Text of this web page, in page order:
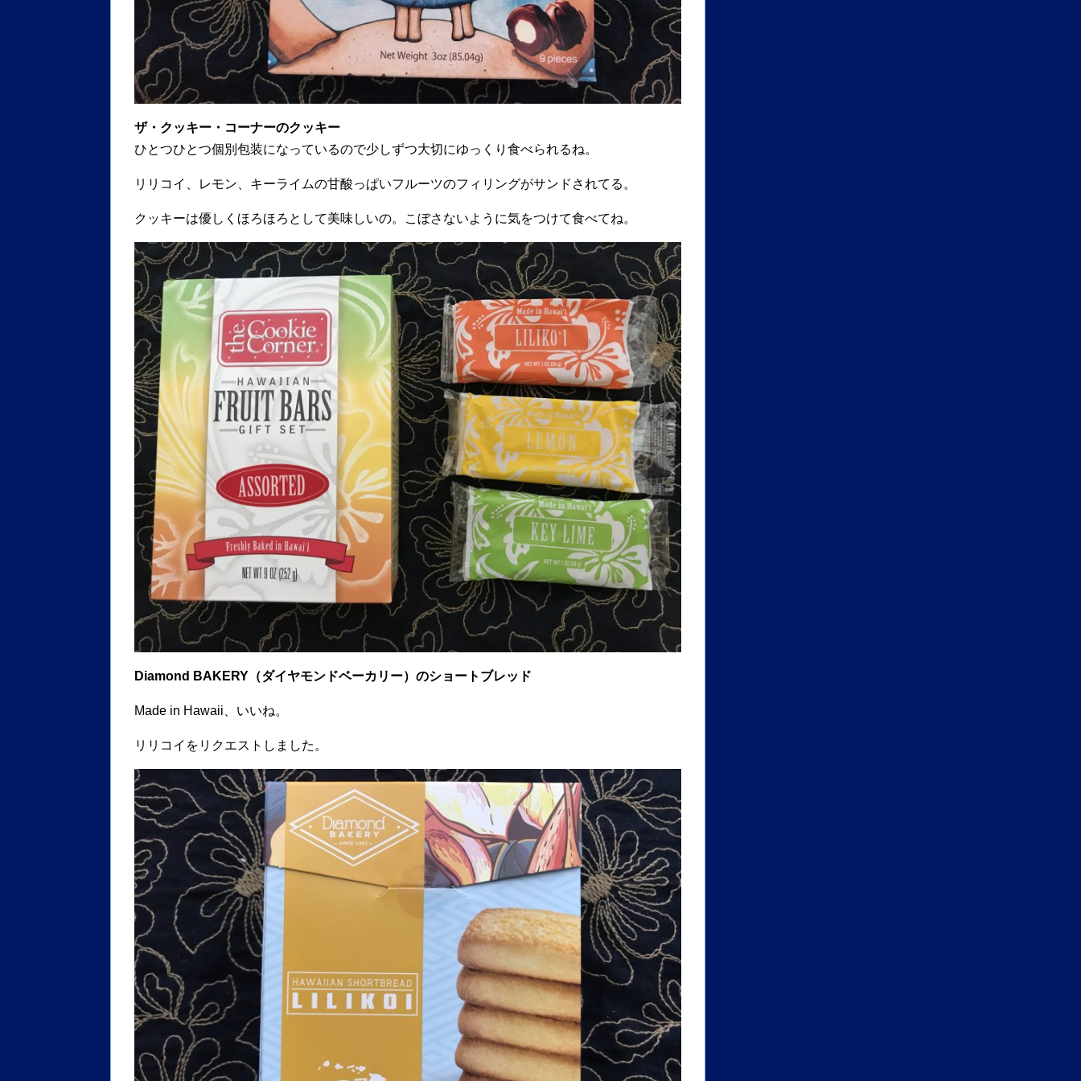
ザ・クッキー・コーナーのクッキー
ひとつひとつ個別包装になっているので少しずつ大切にゆっくり食べられるね。
リリコイ、レモン、キーライムの甘酸っぱいフルーツのフィリングがサンドされてる。
クッキーは優しくほろほろとして美味しいの。こぼさないように気をつけて食べてね。
Diamond BAKERY（ダイヤモンドベーカリー）のショートブレッド
Made in Hawaii、いいね。
リリコイをリクエストしました。